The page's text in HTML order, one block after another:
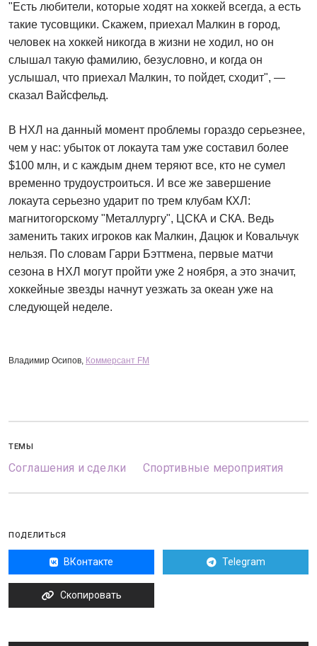
"Есть любители, которые ходят на хоккей всегда, а есть
такие тусовщики. Скажем, приехал Малкин в город,
человек на хоккей никогда в жизни не ходил, но он
слышал такую фамилию, безусловно, и когда он
услышал, что приехал Малкин, то пойдет, сходит", —
сказал Вайсфельд.
В НХЛ на данный момент проблемы гораздо серьезнее,
чем у нас: убыток от локаута там уже составил более
$100 млн, и с каждым днем теряют все, кто не сумел
временно трудоустроиться. И все же завершение
локаута серьезно ударит по трем клубам КХЛ:
магнитогорскому "Металлургу", ЦСКА и СКА. Ведь
заменить таких игроков как Малкин, Дацюк и Ковальчук
нельзя. По словам Гарри Бэттмена, первые матчи
сезона в НХЛ могут пройти уже 2 ноября, а это значит,
хоккейные звезды начнут уезжать за океан уже на
следующей неделе.
Владимир Осипов, Коммерсант FM
ТЕМЫ
Соглашения и сделки Спортивные мероприятия
ПОДЕЛИТЬСЯ
ВКонтакте Telegram
Скопировать